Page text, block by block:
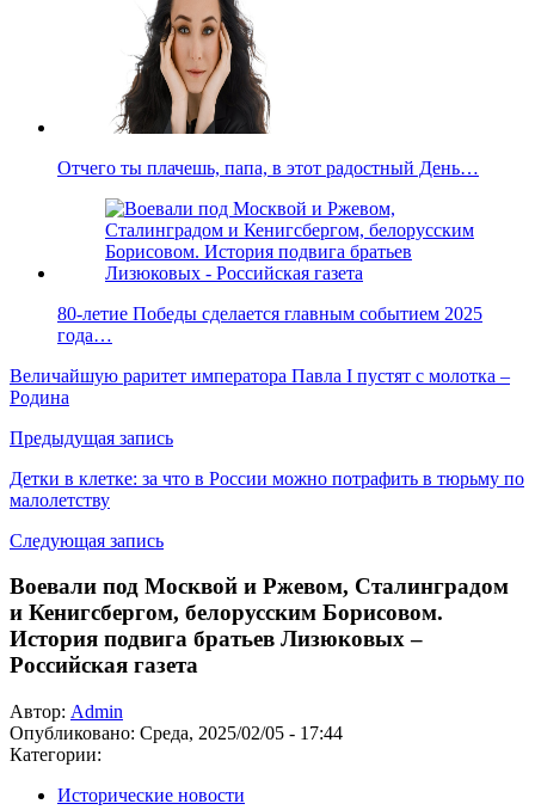
Отчего ты плачешь, папа, в этот радостный День…
80-летие Победы сделается главным событием 2025
года…
Величайшую раритет императора Павла I пустят с молотка –
Родина
Предыдущая запись
Детки в клетке: за что в России можно потрафить в тюрьму по
малолетству
Следующая запись
Воевали под Москвой и Ржевом, Сталинградом
и Кенигсбергом, белорусским Борисовом.
История подвига братьев Лизюковых –
Российская газета
Автор: Admin
Опубликовано: Среда, 2025/02/05 - 17:44
Категории:
Исторические новости